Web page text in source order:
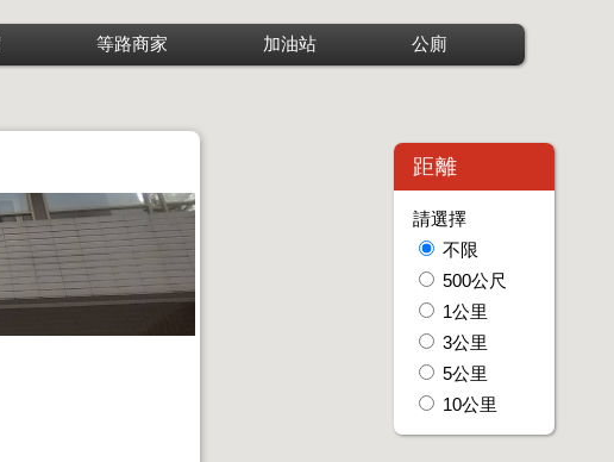
等路商家 加油站 公廁
距離
請選擇
不限
500公尺
1公里
3公里
5公里
10公里